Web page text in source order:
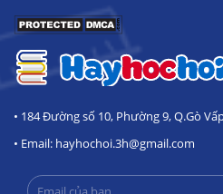
• 184 Đường số 10, Phường 9, Q.Gò
• Email: hayhochoi.3h@gmail.com